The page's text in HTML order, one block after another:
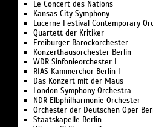
Le Concert des Nations
Kansas City Symphony
Lucerne Festival Contemporary
Quartett der Kritiker
Freiburger Barockorchester
Konzerthausorchester Berlin
WDR Sinfonieorchester I
RIAS Kammerchor Berlin I
Das Konzert mit der Maus
London Symphony Orchestra
NDR Elbphilharmonie Orchester
Orchester der Deutschen Oper
Staatskapelle Berlin